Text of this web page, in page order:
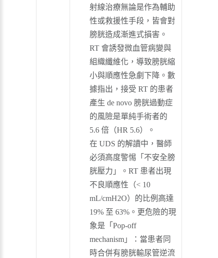
射線治療無論是作為輔助
性或救援性手段，皆會對
膀胱造成漸進式損害。
RT 會誘發微血管病變與
組織纖維化，導致膀胱縮
小與順應性急劇下降。數
據指出，接受 RT 的患者
產生 de novo 膀胱過動症
的風險是單純手術者的
5.6 倍（HR 5.6）。
在 UDS 的解讀中，醫師
必須高度警惕「不安全膀
胱壓力」。RT 患者出現
不良順應性（< 10
mL/cmH2O）的比例高達
19% 至 63%。更危險的現
象是「Pop-off
mechanism」：當患者同
時合併有膀胱輸尿管逆流